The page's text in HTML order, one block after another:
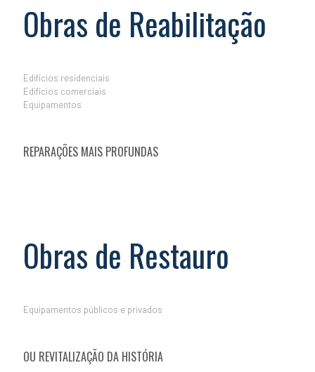
Obras de Reabilitação
Edifícios residenciais
Edifícios comerciais
Equipamentos
REPARAÇÕES MAIS PROFUNDAS
Obras de Restauro
Equipamentos públicos e privados
OU REVITALIZAÇÃO DA HISTÓRIA